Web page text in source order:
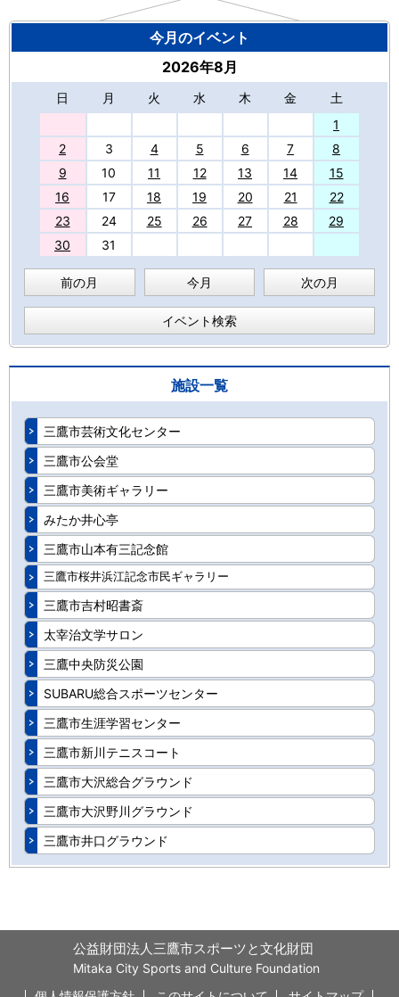
今月のイベント
2026年8月
日 月 火 水 木 金
土
1
2
3 4 5 6 7
8
9
10 11 12 13 14
15
16
17 18 19 20 21
22
23
24 25 26 27 28
29
30
31
前の月 今月 次の月
イベント検索
施設一覧
三鷹市芸術文化センター
三鷹市公会堂
三鷹市美術ギャラリー
みたか井心亭
三鷹市山本有三記念館
三鷹市桜井浜江記念市民ギャラリー
三鷹市吉村昭書斎
太宰治文学サロン
三鷹中央防災公園
SUBARU総合スポーツセンター
三鷹市生涯学習センター
三鷹市新川テニスコート
三鷹市大沢総合グラウンド
三鷹市大沢野川グラウンド
三鷹市井口グラウンド
公益財団法人三鷹市スポーツと文化財団
Mitaka City Sports and Culture Foundation